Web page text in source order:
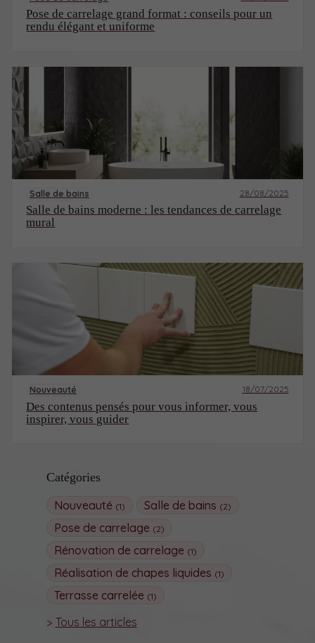
Catégories
Nouveauté (1) Salle de bains (2)
Pose de carrelage (2)
Rénovation de carrelage (1)
Réalisation de chapes liquides (1)
Terrasse carrelée (1)
Tous les articles
Pose de carrelage grand format : conseils pour un
rendu élégant et uniforme
Salle de bains 28/08/2025
Salle de bains moderne : les tendances de carrelage
mural
Nouveauté 18/07/2025
Des contenus pensés pour vous informer, vous
inspirer, vous guider